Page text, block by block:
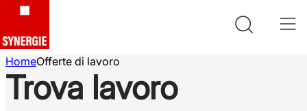
HomeOfferte di lavoro
Trova lavoro